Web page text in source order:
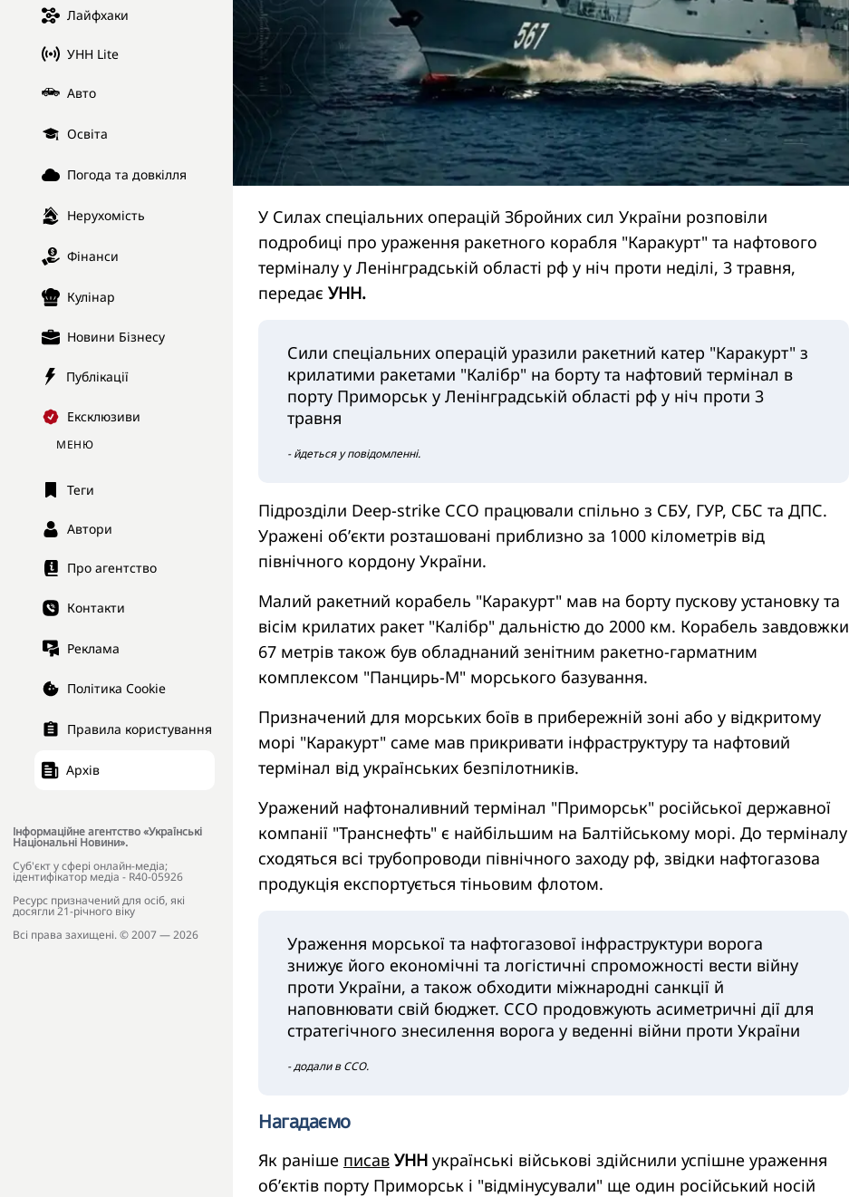
Лайфхаки
УНН Lite
Авто
Освіта
Погода та довкілля
Нерухомість
Фінанси
Кулінар
Новини Бізнесу
Публікації
Ексклюзиви
МЕНЮ
Теги
Автори
Про агентство
Контакти
Реклама
Політика Cookie
Правила користування
Архів
Інформаційне агентство «Українські
Національні Новини».
Cуб'єкт у сфері онлайн-медіа;
ідентифікатор медіа - R40-05926
Ресурс призначений для осіб, які
досягли 21-річного віку
Всі права захищені. © 2007 — 2026
У Силах спеціальних операцій Збройних сил України розповіли
подробиці про ураження ракетного корабля "Каракурт" та нафтового
терміналу у Ленінградській області рф у ніч проти неділі, 3 травня,
передає УНН.
Сили спеціальних операцій уразили ракетний катер "Каракурт" з
крилатими ракетами "Калібр" на борту та нафтовий термінал в
порту Приморськ у Ленінградській області рф у ніч проти 3
травня
- йдеться у повідомленні.
Підрозділи Deep-strike ССО працювали спільно з СБУ, ГУР, СБС та ДПС.
Уражені об’єкти розташовані приблизно за 1000 кілометрів від
північного кордону України.
Малий ракетний корабель "Каракурт" мав на борту пускову установку та
вісім крилатих ракет "Калібр" дальністю до 2000 км. Корабель завдовжки
67 метрів також був обладнаний зенітним ракетно-гарматним
комплексом "Панцирь-М" морського базування.
Призначений для морських боїв в прибережній зоні або у відкритому
морі "Каракурт" саме мав прикривати інфраструктуру та нафтовий
термінал від українських безпілотників.
Уражений нафтоналивний термінал "Приморськ" російської державної
компанії "Транснефть" є найбільшим на Балтійському морі. До терміналу
сходяться всі трубопроводи північного заходу рф, звідки нафтогазова
продукція експортується тіньовим флотом.
Ураження морської та нафтогазової інфраструктури ворога
знижує його економічні та логістичні спроможності вести війну
проти України, а також обходити міжнародні санкції й
наповнювати свій бюджет. ССО продовжують асиметричні дії для
стратегічного знесилення ворога у веденні війни проти України
- додали в ССО.
Нагадаємо
Як раніше писав УНН українські військові здійснили успішне ураження
обʼєктів порту Приморськ і "відмінусували" ще один російський носій